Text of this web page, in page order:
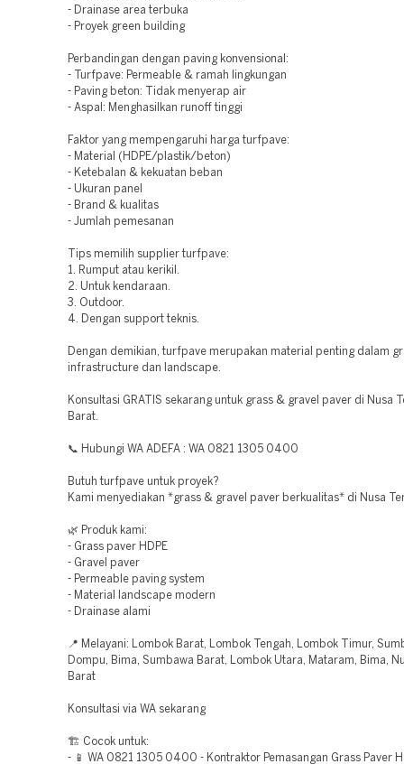
- Drainase area terbuka
- Proyek green building
Perbandingan dengan paving konvensional:
- Turfpave: Permeable & ramah lingkungan
- Paving beton: Tidak menyerap air
- Aspal: Menghasilkan runoff tinggi
Faktor yang mempengaruhi harga turfpave:
- Material (HDPE/plastik/beton)
- Ketebalan & kekuatan beban
- Ukuran panel
- Brand & kualitas
- Jumlah pemesanan
Tips memilih supplier turfpave:
1. Rumput atau kerikil.
2. Untuk kendaraan.
3. Outdoor.
4. Dengan support teknis.
Dengan demikian, turfpave merupakan material penting dalam
infrastructure dan landscape.
Konsultasi GRATIS sekarang untuk grass & gravel paver di Nusa
Barat.
📞 Hubungi WA ADEFA : WA 0821 1305 0400
Butuh turfpave untuk proyek?
Kami menyediakan *grass & gravel paver berkualitas* di Nusa
🌿 Produk kami:
- Grass paver HDPE
- Gravel paver
- Permeable paving system
- Material landscape modern
- Drainase alami
📍 Melayani: Lombok Barat, Lombok Tengah, Lombok Timur,
Dompu, Bima, Sumbawa Barat, Lombok Utara, Mataram, Bima,
Barat
Konsultasi via WA sekarang
🏗️ Cocok untuk:
- 📱 WA 0821 1305 0400 - Kontraktor Pemasangan Grass Paver